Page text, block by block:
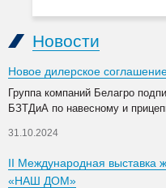
Новости
Новое дилерское
Группа компаний Белагро
БЗТДиА по навесному и
31.10.2024
II Международная выставка
«НАШ ДОМ»